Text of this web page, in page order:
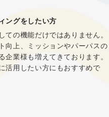
ングをしたい方
ての機能だけではありません。
向上、ミッションやパーパスの
企業様も増えてきております。
活用したい方にもおすすめで